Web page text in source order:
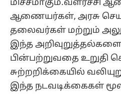
மிச்சமாகும்.வளர்ச்சி
ஆணையர்கள், அரசு
தலைவர்கள் மற்றும்
இந்த
பின்பற்றுவதை உறுதி
சுற்றறிக்கையில்
இந்த நடவடிக்கைகள்